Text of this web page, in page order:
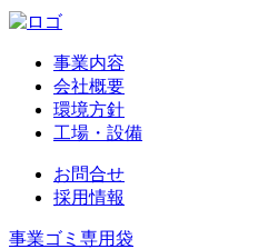
事業内容
会社概要
環境方針
工場・設備
お問合せ
採用情報
事業ゴミ専用袋